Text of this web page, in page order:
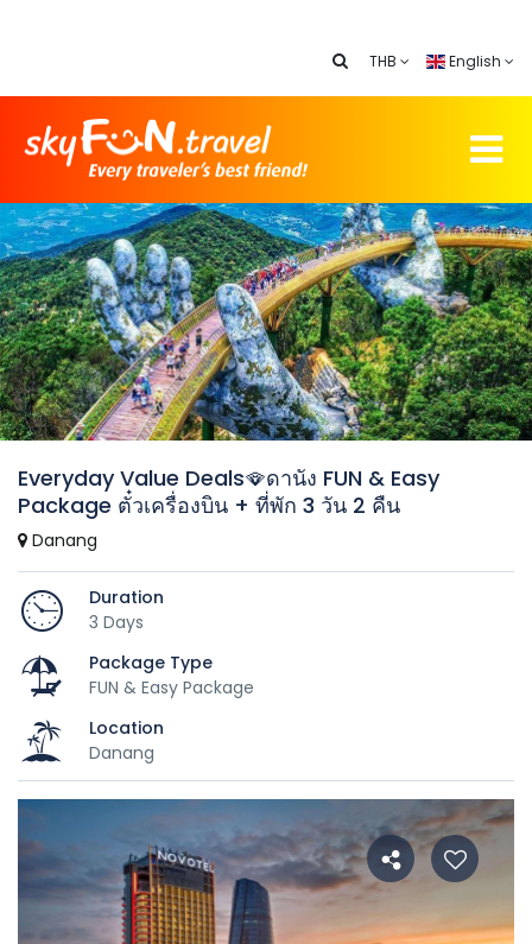
THB English
Everyday Value Deals🪭ดานัง FUN & Easy
Package ตั๋วเครื่องบิน + ที่พัก 3 วัน 2 คืน
Danang
Duration
3 Days
Package Type
FUN & Easy Package
Location
Danang